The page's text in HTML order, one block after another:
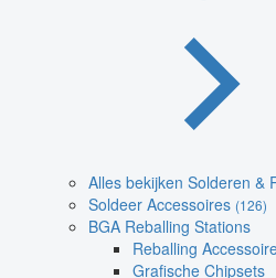
Alles bekijken Solderen &
Soldeer Accessoires (126)
BGA Reballing Stations
Reballing
Grafische Chipsets